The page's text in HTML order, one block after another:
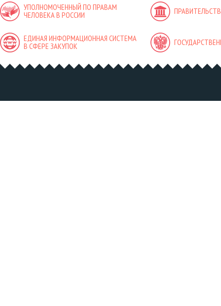
УПОЛНОМОЧЕННЫЙ ПО ПРАВАМ
ЧЕЛОВЕКА В РОССИИ
ЕДИНАЯ ИНФОРМАЦИОННАЯ СИСТЕМА
В СФЕРЕ ЗАКУПОК